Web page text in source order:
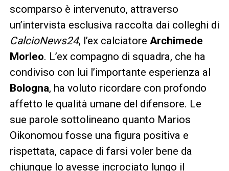
scomparso è intervenuto, attraverso
un’intervista esclusiva raccolta dai colleghi di
CalcioNews24, l’ex calciatore Archimede
Morleo. L’ex compagno di squadra, che ha
condiviso con lui l’importante esperienza al
Bologna, ha voluto ricordare con profondo
affetto le qualità umane del difensore. Le
sue parole sottolineano quanto Marios
Oikonomou fosse una figura positiva e
rispettata, capace di farsi voler bene da
chiunque lo avesse incrociato lungo il